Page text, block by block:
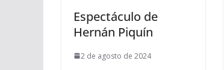
Espectáculo de
Hernán Piquín
2 de agosto de 2024